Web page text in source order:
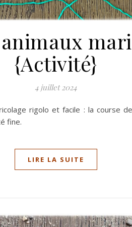
{Activité}
4 juillet 2024
rigolo et facile : la course
fine.
LIRE LA SUITE